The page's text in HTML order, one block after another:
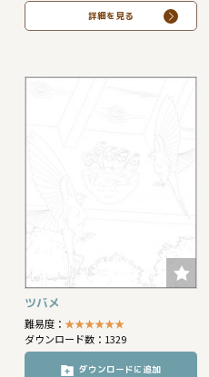
詳細を見る
ツバメ
難易度：★★★★★★
ダウンロード数：1329
ダウンロードに追加